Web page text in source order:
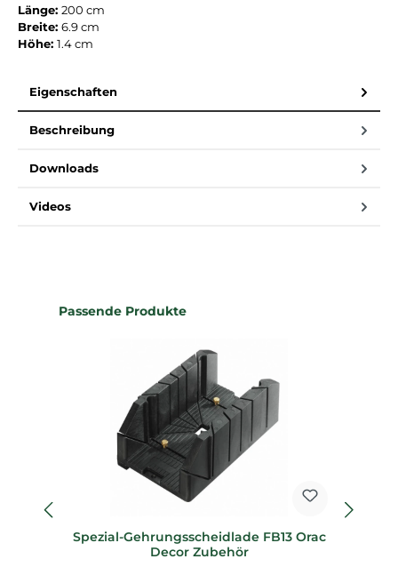
Länge: 200 cm
Breite: 6.9 cm
Höhe: 1.4 cm
Eigenschaften
Beschreibung
Downloads
Videos
Produktgalerie überspringen
Passende Produkte
Spezial-Gehrungsscheidlade FB13 Orac
Decor Zubehör